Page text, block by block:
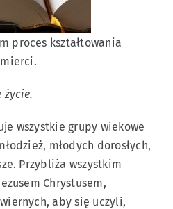
proces kształtowania
życie.
wszystkie grupy wiekowe
młodych dorosłych,
Przybliża wszystkim
Chrystusem,
aby się uczyli,